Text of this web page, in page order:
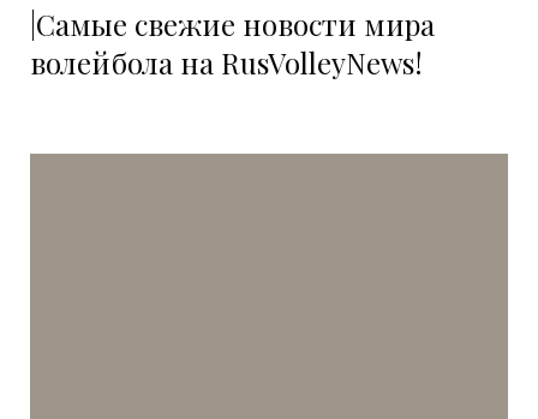
|Самые свежие новости мира
волейбола на RusVolleyNews!